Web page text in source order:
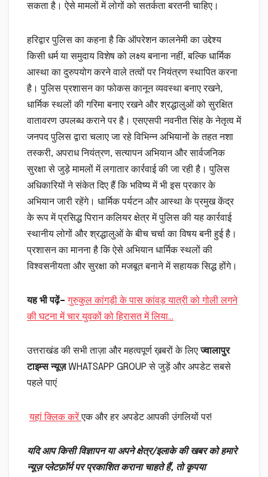
सकता है। ऐसे मामलों में लोगों को सतर्कता बरतनी चाहिए।
हरिद्वार पुलिस का कहना है कि ऑपरेशन कालनेमी का उद्देश्य
किसी धर्म या समुदाय विशेष को लक्ष्य बनाना नहीं, बल्कि धार्मिक
आस्था का दुरुपयोग करने वाले तत्वों पर नियंत्रण स्थापित करना
है। पुलिस प्रशासन का फोकस कानून व्यवस्था बनाए रखने,
धार्मिक स्थलों की गरिमा बनाए रखने और श्रद्धालुओं को सुरक्षित
वातावरण उपलब्ध कराने पर है। एसएसपी नवनीत सिंह के नेतृत्व में
जनपद पुलिस द्वारा चलाए जा रहे विभिन्न अभियानों के तहत नशा
तस्करी, अपराध नियंत्रण, सत्यापन अभियान और सार्वजनिक
सुरक्षा से जुड़े मामलों में लगातार कार्रवाई की जा रही है। पुलिस
अधिकारियों ने संकेत दिए हैं कि भविष्य में भी इस प्रकार के
अभियान जारी रहेंगे। धार्मिक पर्यटन और आस्था के प्रमुख केंद्र
के रूप में प्रसिद्ध पिरान कलियर क्षेत्र में पुलिस की यह कार्रवाई
स्थानीय लोगों और श्रद्धालुओं के बीच चर्चा का विषय बनी हुई है।
प्रशासन का मानना है कि ऐसे अभियान धार्मिक स्थलों की
विश्वसनीयता और सुरक्षा को मजबूत बनाने में सहायक सिद्ध होंगे।
यह भी पढ़ें– गुरुकुल कांगड़ी के पास कांवड़ यात्री को गोली लगने
की घटना में चार युवकों को हिरासत में लिया…
उत्तराखंड की सभी ताज़ा और महत्वपूर्ण ख़बरों के लिएज्वालापुर
टाइम्स न्यूज़WHATSAPP GROUP से जुड़ें और अपडेट सबसे
पहले पाएं
यहां क्लिक करेंएक और हर अपडेट आपकी उंगलियों पर!
यदि आप किसी विज्ञापन या अपने क्षेत्र/इलाके की खबर को हमारे
न्यूज़ प्लेटफ़ॉर्म पर प्रकाशित कराना चाहते हैं, तो कृपया